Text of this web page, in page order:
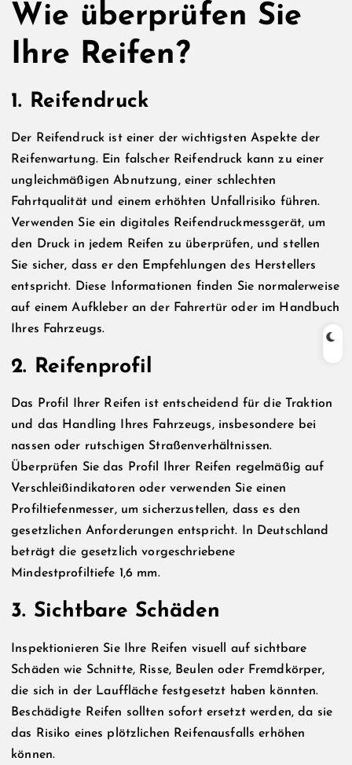
Wie überprüfen Sie
Ihre Reifen?
1. Reifendruck
Der Reifendruck ist einer der wichtigsten Aspekte der
Reifenwartung. Ein falscher Reifendruck kann zu einer
ungleichmäßigen Abnutzung, einer schlechten
Fahrtqualität und einem erhöhten Unfallrisiko führen.
Verwenden Sie ein digitales Reifendruckmessgerät, um
den Druck in jedem Reifen zu überprüfen, und stellen
Sie sicher, dass er den Empfehlungen des Herstellers
entspricht. Diese Informationen finden Sie normalerweise
auf einem Aufkleber an der Fahrertür oder im Handbuch
Ihres Fahrzeugs.
2. Reifenprofil
Das Profil Ihrer Reifen ist entscheidend für die Traktion
und das Handling Ihres Fahrzeugs, insbesondere bei
nassen oder rutschigen Straßenverhältnissen.
Überprüfen Sie das Profil Ihrer Reifen regelmäßig auf
Verschleißindikatoren oder verwenden Sie einen
Profiltiefenmesser, um sicherzustellen, dass es den
gesetzlichen Anforderungen entspricht. In Deutschland
beträgt die gesetzlich vorgeschriebene
Mindestprofiltiefe 1,6 mm.
3. Sichtbare Schäden
Inspektionieren Sie Ihre Reifen visuell auf sichtbare
Schäden wie Schnitte, Risse, Beulen oder Fremdkörper,
die sich in der Lauffläche festgesetzt haben könnten.
Beschädigte Reifen sollten sofort ersetzt werden, da sie
das Risiko eines plötzlichen Reifenausfalls erhöhen
können.